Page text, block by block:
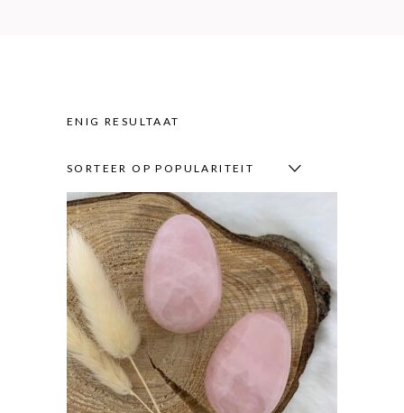
ENIG RESULTAAT
SORTEER OP POPULARITEIT
Dit
product
heeft
variaties.